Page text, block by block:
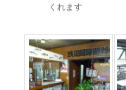
くれます